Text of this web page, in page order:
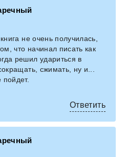
не очень получилась,
что начинал писать как
решил удариться в
сжимать, ну и...
Ответить